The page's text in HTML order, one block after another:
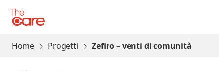
The Care
Home Progetti Zefiro – venti di comunità